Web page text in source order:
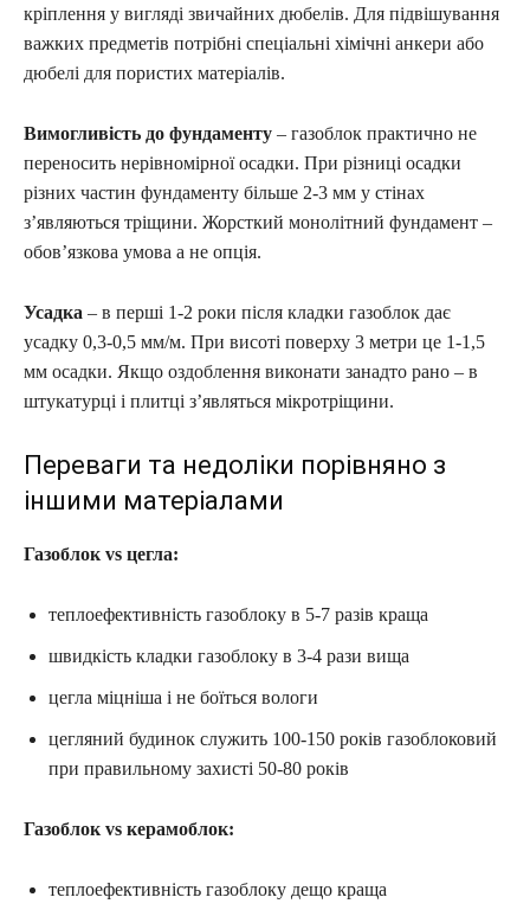
кріплення у вигляді звичайних дюбелів. Для підвішування
важких предметів потрібні спеціальні хімічні анкери або
дюбелі для пористих матеріалів.
Вимогливість до фундаменту – газоблок практично не
переносить нерівномірної осадки. При різниці осадки
різних частин фундаменту більше 2-3 мм у стінах
з’являються тріщини. Жорсткий монолітний фундамент –
обов’язкова умова а не опція.
Усадка – в перші 1-2 роки після кладки газоблок дає
усадку 0,3-0,5 мм/м. При висоті поверху 3 метри це 1-1,5
мм осадки. Якщо оздоблення виконати занадто рано – в
штукатурці і плитці з’являться мікротріщини.
Переваги та недоліки порівняно з
іншими матеріалами
Газоблок vs цегла:
теплоефективність газоблоку в 5-7 разів краща
швидкість кладки газоблоку в 3-4 рази вища
цегла міцніша і не боїться вологи
цегляний будинок служить 100-150 років газоблоковий
при правильному захисті 50-80 років
Газоблок vs керамоблок:
теплоефективність газоблоку дещо краща